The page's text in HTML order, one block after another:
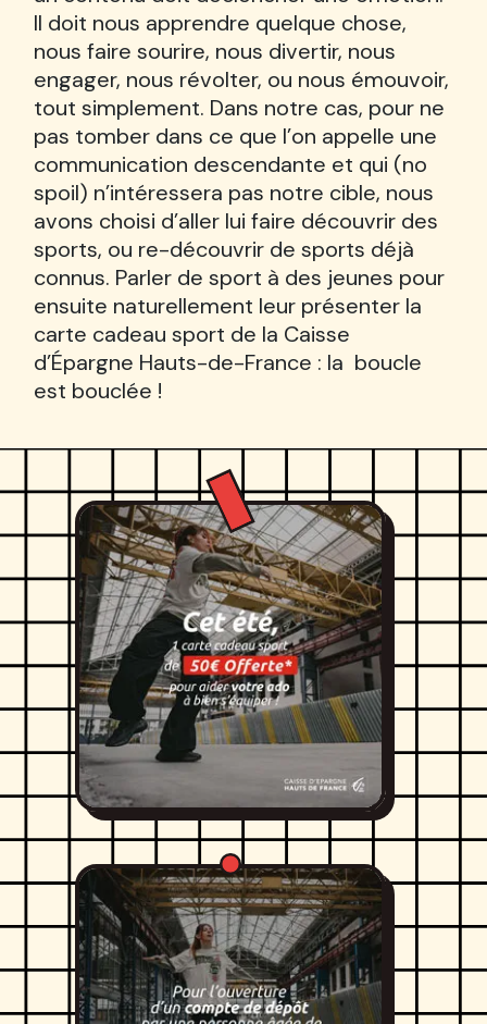
Il doit nous apprendre quelque chose,
nous faire sourire, nous divertir, nous
engager, nous révolter, ou nous émouvoir,
tout simplement. Dans notre cas, pour ne
pas tomber dans ce que l’on appelle une
communication descendante et qui (no
spoil) n’intéressera pas notre cible, nous
avons choisi d’aller lui faire découvrir des
sports, ou re-découvrir de sports déjà
connus. Parler de sport à des jeunes pour
ensuite naturellement leur présenter la
carte cadeau sport de la Caisse
d’Épargne Hauts-de-France : la boucle
est bouclée !